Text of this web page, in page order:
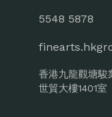
5548 5878
香港九龍觀塘駿
世貿大樓1401室